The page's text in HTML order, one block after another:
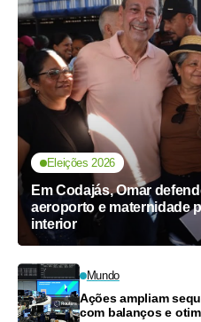
Eleições 2026
Em Codajás, Omar
aeroporto e maternidade
interior
Mundo
Ações ampliam
com balanços e